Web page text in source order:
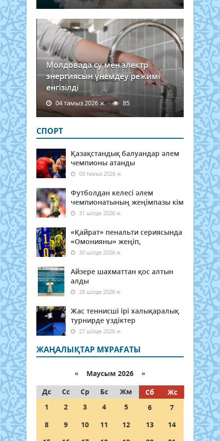
Молдовада су мен электр
энергиясын үнемдеу режимі
енгізілді
04 тамыз 2026 ж. 85
СПОРТ
Қазақстандық балуандар әлем
чемпионы атанды
03 тамыз 2026 ж.
Футболдан келесі әлем
чемпионатының жеңімпазы кім
31 шілде 2026 ж.
«Қайрат» пенальти сериясында
«Омонияны» жеңіп,
30 шілде 2026 ж.
Айзере шахматтан қос алтын
алды
28 шілде 2026 ж.
Жас теннисші ірі халықаралық
турнирде үздіктер
27 шілде 2026 ж.
ЖАҢАЛЫҚТАР МҰРАҒАТЫ
« Маусым 2026 »
Дс
Сс Ср Бс Жм Сб
Жс
1
2 3 4 5 6
7
8
9 10 11 12 13
14